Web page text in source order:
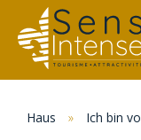
Haus » Ich bin